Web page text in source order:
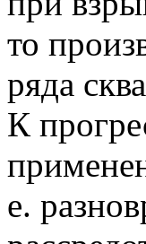
то
ряда
К
е.